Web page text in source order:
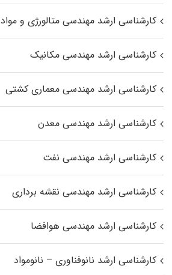
کارشناسی ارشد مهندسی متالورژی و مواد
کارشناسی ارشد مهندسی مکانیک
کارشناسی ارشد مهندسی معماری کشتی
کارشناسی ارشد مهندسی معدن
کارشناسی ارشد مهندسی نفت
کارشناسی ارشد مهندسی نقشه برداری
کارشناسی ارشد مهندسی هوافضا
کارشناسی ارشد نانوفناوری – نانومواد